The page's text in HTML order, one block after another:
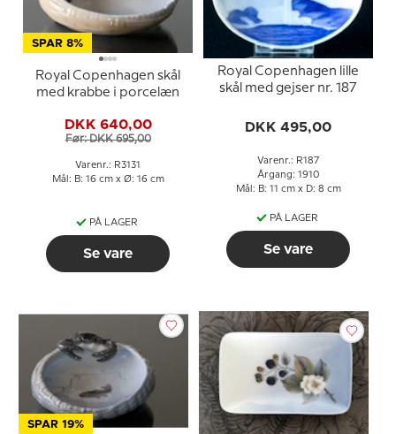
SPAR 8%
Royal Copenhagen skål
med krabbe i porcelæn
DKK 640,00
Før: DKK 695,00
Varenr.: R3131
Mål: B: 16 cm x Ø: 16 cm
PÅ LAGER
Se vare
Royal Copenhagen lille
skål med gejser nr. 187
DKK 495,00
Varenr.: R187
Årgang: 1910
Mål: B: 11 cm x D: 8 cm
PÅ LAGER
Se vare
SPAR 19%